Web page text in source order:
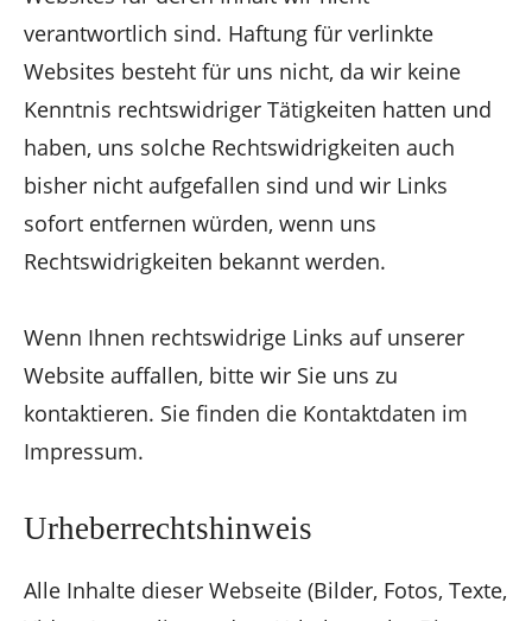
verantwortlich sind. Haftung für verlinkte
Websites besteht für uns nicht, da wir keine
Kenntnis rechtswidriger Tätigkeiten hatten und
haben, uns solche Rechtswidrigkeiten auch
bisher nicht aufgefallen sind und wir Links
sofort entfernen würden, wenn uns
Rechtswidrigkeiten bekannt werden.
Wenn Ihnen rechtswidrige Links auf unserer
Website auffallen, bitte wir Sie uns zu
kontaktieren. Sie finden die Kontaktdaten im
Impressum.
Urheberrechtshinweis
Alle Inhalte dieser Webseite (Bilder, Fotos, Texte,